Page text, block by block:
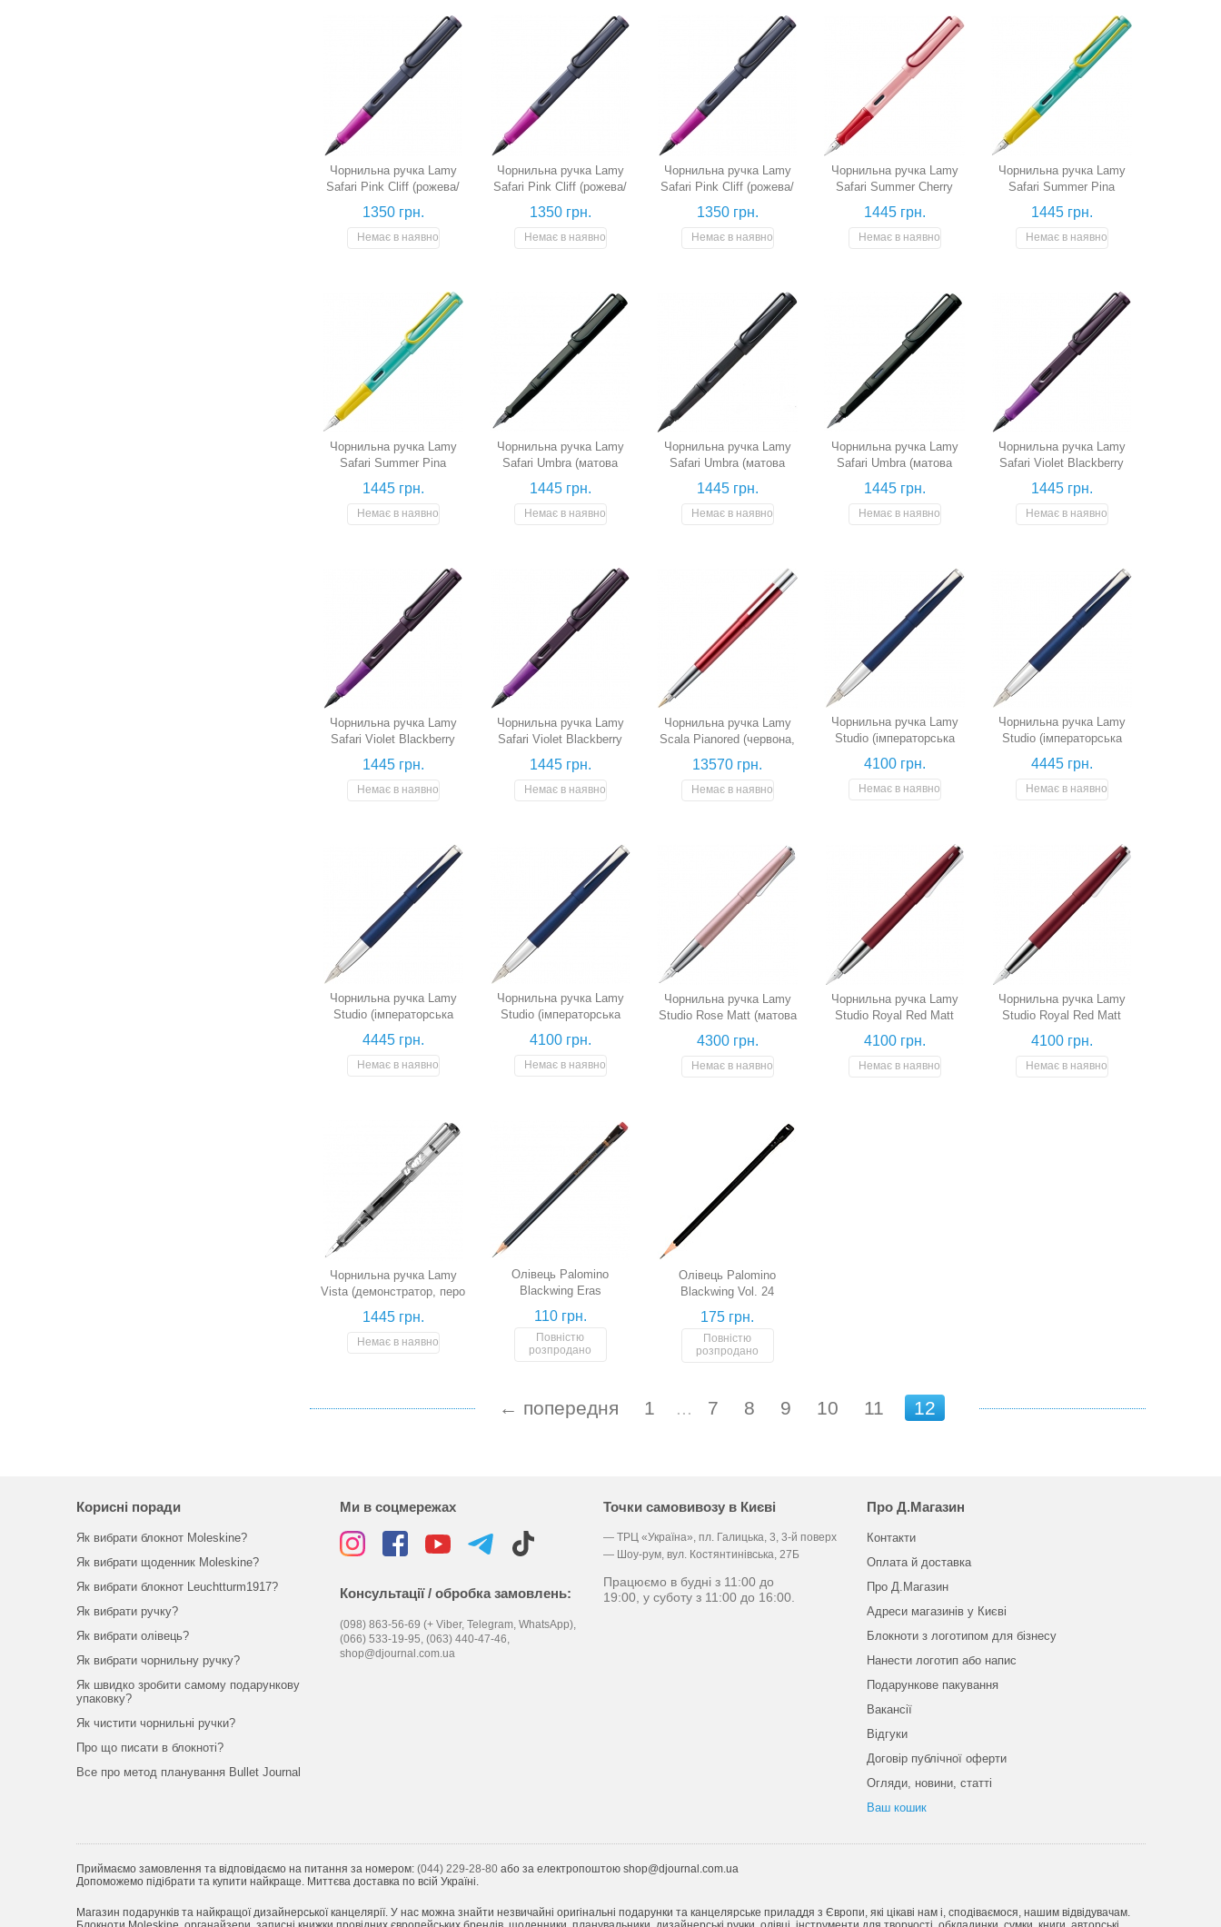
Чорнильна ручка Lamy
Safari Pink Cliff (рожева/
сутінкова синя, перо EF)
1350 грн.
Немає в наявності
Чорнильна ручка Lamy
Safari Pink Cliff (рожева/
сутінкова синя, перо F)
1350 грн.
Немає в наявності
Чорнильна ручка Lamy
Safari Pink Cliff (рожева/
сутінкова синя, перо M)
1350 грн.
Немає в наявності
Чорнильна ручка Lamy
Safari Summer Cherry
Blossom (перо F)
1445 грн.
Немає в наявності
Чорнильна ручка Lamy
Safari Summer Pina
Colada (перо F)
1445 грн.
Немає в наявності
Чорнильна ручка Lamy
Safari Summer Pina
Colada (перо M)
1445 грн.
Немає в наявності
Чорнильна ручка Lamy
Safari Umbra (матова
чорна, перо B)
1445 грн.
Немає в наявності
Чорнильна ручка Lamy
Safari Umbra (матова
чорна, перо LH для
шульги)
1445 грн.
Немає в наявності
Чорнильна ручка Lamy
Safari Umbra (матова
чорна, перо M)
1445 грн.
Немає в наявності
Чорнильна ручка Lamy
Safari Violet Blackberry
(фіолетова/ожинова, перо
EF)
1445 грн.
Немає в наявності
Чорнильна ручка Lamy
Safari Violet Blackberry
(фіолетова/ожинова, перо
F)
1445 грн.
Немає в наявності
Чорнильна ручка Lamy
Safari Violet Blackberry
(фіолетова/ожинова, перо
M)
1445 грн.
Немає в наявності
Чорнильна ручка Lamy
Scala Pianored (червона,
перо EF)
13570 грн.
Немає в наявності
Чорнильна ручка Lamy
Studio (імператорська
синя, перо B)
4100 грн.
Немає в наявності
Чорнильна ручка Lamy
Studio (імператорська
синя, перо EF)
4445 грн.
Немає в наявності
Чорнильна ручка Lamy
Studio (імператорська
синя, перо F)
4445 грн.
Немає в наявності
Чорнильна ручка Lamy
Studio (імператорська
синя, перо M)
4100 грн.
Немає в наявності
Чорнильна ручка Lamy
Studio Rose Matt (матова
рожева, перо F)
4300 грн.
Немає в наявності
Чорнильна ручка Lamy
Studio Royal Red Matt
(королівська червона
матова, перо EF)
4100 грн.
Немає в наявності
Чорнильна ручка Lamy
Studio Royal Red Matt
(королівська червона
матова, перо M)
4100 грн.
Немає в наявності
Чорнильна ручка Lamy
Vista (демонстратор, перо
B)
1445 грн.
Немає в наявності
Олівець Palomino
Blackwing Eras
110 грн.
Повністю
розпродано
Олівець Palomino
Blackwing Vol. 24
175 грн.
Повністю
розпродано
← попередня 1 ... 7 8 9 10 11 12
Корисні поради
Як вибрати блокнот Moleskine?
Як вибрати щоденник Moleskine?
Як вибрати блокнот Leuchtturm1917?
Як вибрати ручку?
Як вибрати олівець?
Як вибрати чорнильну ручку?
Як швидко зробити самому подарункову
упаковку?
Як чистити чорнильні ручки?
Про що писати в блокноті?
Все про метод планування Bullet Journal
Ми в соцмережах
Консультації / обробка замовлень:
(098) 863-56-69 (+ Viber, Telegram, WhatsApp),
(066) 533-19-95, (063) 440-47-46,
shop@djournal.com.ua
Точки самовивозу в Києві
— ТРЦ «Україна», пл. Галицька, 3, 3-й поверх
— Шоу-рум, вул. Костянтинівська, 27Б
Працюємо в будні з 11:00 до
19:00, у суботу з 11:00 до 16:00.
Про Д.Магазин
Контакти
Оплата й доставка
Про Д.Магазин
Адреси магазинів у Києві
Блокноти з логотипом для бізнесу
Нанести логотип або напис
Подарункове пакування
Вакансії
Відгуки
Договір публічної оферти
Огляди, новини, статті
Ваш кошик
Приймаємо замовлення та відповідаємо на питання за номером: (044) 229-28-80або за електропоштою shop@djournal.com.ua
Допоможемо підібрати та купити найкраще. Миттєва доставка по всій Україні.
Магазин подарунків та найкращої дизайнерської канцелярії. У нас можна знайти незвичайні оригінальні подарунки та канцелярське приладдя з Європи, які цікаві нам і, сподіваємося, нашим відвідувачам.